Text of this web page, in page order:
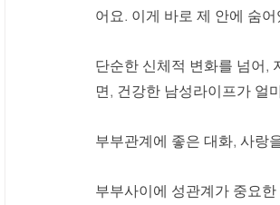
어요. 이게 바로 제 안에 숨
단순한 신체적 변화를 넘어,
면, 건강한 남성라이프가 얼
부부관계에 좋은 대화, 사랑
부부사이에 성관계가 중요